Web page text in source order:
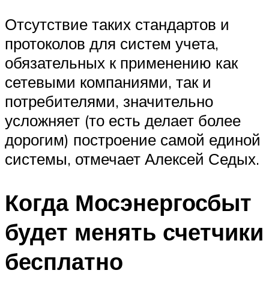
Отсутствие таких стандартов и
протоколов для систем учета,
обязательных к применению как
сетевыми компаниями, так и
потребителями, значительно
усложняет (то есть делает более
дорогим) построение самой единой
системы, отмечает Алексей Седых.
Когда Мосэнергосбыт
будет менять счетчики
бесплатно